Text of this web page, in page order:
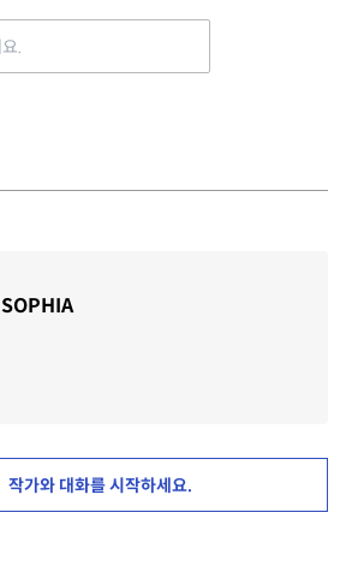
SOPHIA
작가와 대화를 시작하세요.